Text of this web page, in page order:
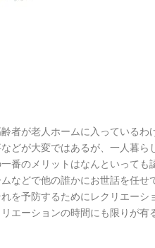
者が老人ホームに入っているわ
どが大変ではあるが、一人暮ら
番のメリットはなんといっても
などで他の誰かにお世話を任せ
を予防するためにレクリエーシ
エーションの時間にも限りが有